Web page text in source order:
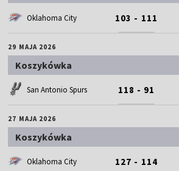
Oklahoma City 103 - 111
29 MAJA 2026
Koszykówka
San Antonio Spurs 118 - 91
27 MAJA 2026
Koszykówka
Oklahoma City 127 - 114